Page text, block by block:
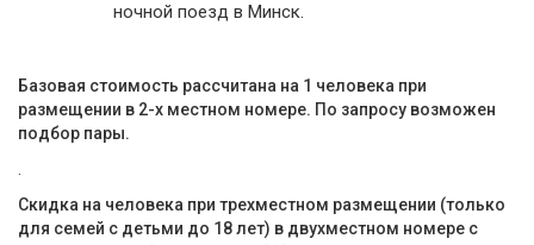
ночной поезд в Минск.
Базовая стоимость рассчитана на 1 человека при
размещении в 2-х местном номере. По запросу возможен
подбор пары.
Скидка на человека при трехместном размещении (только
для семей с детьми до 18 лет) в двухместном номере с